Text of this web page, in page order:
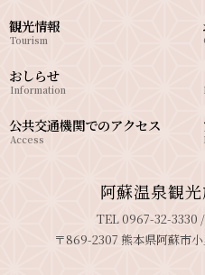
観光情報
Tourism
おしらせ
Information
公共交通機関でのアクセス
Access
阿蘇温泉観
TEL 0967-32-3330
〒869-2307 熊本県阿蘇市